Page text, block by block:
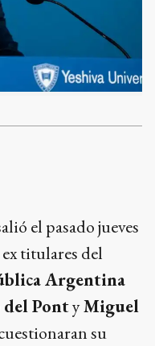
el pasado jueves
titulares del
Argentina
del PontyMiguel
su